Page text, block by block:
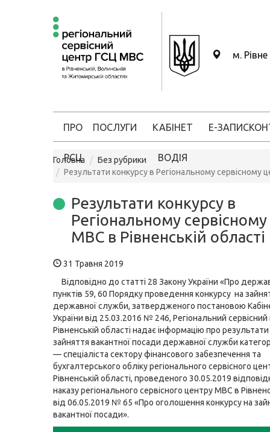
м. Рівне
ПРО
РСЦ
ПОСЛУГИ КАБІНЕТ
ВОДІЯ
Е-ЗАПИС
Головна
Без рубрики
Результати конкурсу в Регіональному сервісному
Результати конкурсу в
Регіональному сервісному
МВС в Рівненській області
31 Травня 2019
Відповідно до статті 28 Закону України «Про
пунктів 59, 60 Порядку проведення конкурсу на
державної служби, затвердженого постановою
України від 25.03.2016 № 246, Регіональний
Рівненській області надає інформацію про
зайняття вакантної посади державної служби
— спеціаліста сектору фінансового забезпечення та
бухгалтерського обліку регіонального сервісного
Рівненській області, проведеного 30.05.2019
наказу регіонального сервісного центру МВС в
від 06.05.2019 № 65 «Про оголошення конкурсу на
вакантної посади».